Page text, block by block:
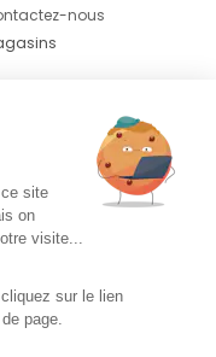
nous
site
on
visite...
sur le lien
page.